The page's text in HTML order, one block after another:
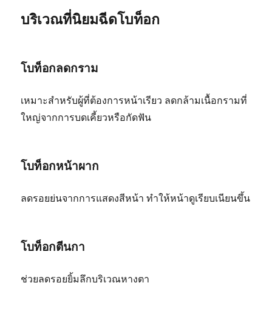
บริเวณที่นิยมฉีดโบท็อก
โบท็อกลดกราม
เหมาะสำหรับผู้ที่ต้องการหน้าเรียว ลดกล้ามเนื้อกรามที่
ใหญ่จากการบดเคี้ยวหรือกัดฟัน
โบท็อกหน้าผาก
ลดรอยย่นจากการแสดงสีหน้า ทำให้หน้าดูเรียบเนียนขึ้น
โบท็อกตีนกา
ช่วยลดรอยยิ้มลึกบริเวณหางตา